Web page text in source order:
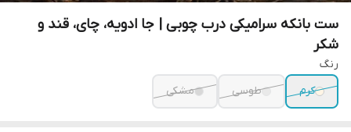
ست بانکه سرامیکی درب چوبی | جا ادویه، چای، قند و
شکر
رنگ
کرم
طوسی مشکی